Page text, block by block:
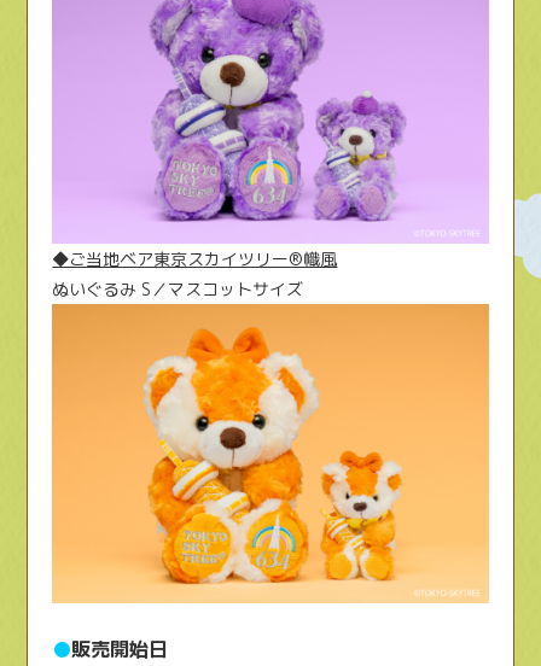
◆ご当地ベア東京スカイツリー®幟風
ぬいぐるみ S／マスコットサイズ
●販売開始日